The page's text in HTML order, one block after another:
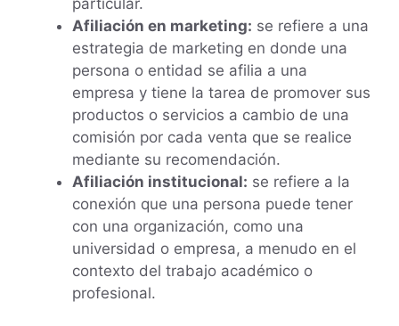
particular.
Afiliación en marketing: se refiere a una
estrategia de marketing en donde una
persona o entidad se afilia a una
empresa y tiene la tarea de promover sus
productos o servicios a cambio de una
comisión por cada venta que se realice
mediante su recomendación.
Afiliación institucional: se refiere a la
conexión que una persona puede tener
con una organización, como una
universidad o empresa, a menudo en el
contexto del trabajo académico o
profesional.